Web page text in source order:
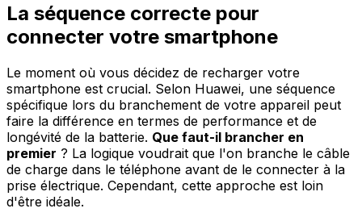
La séquence correcte pour
connecter votre smartphone
Le moment où vous décidez de recharger votre
smartphone est crucial. Selon Huawei, une séquence
spécifique lors du branchement de votre appareil peut
faire la différence en termes de performance et de
longévité de la batterie. Que faut-il brancher en
premier ? La logique voudrait que l'on branche le câble
de charge dans le téléphone avant de le connecter à la
prise électrique. Cependant, cette approche est loin
d'être idéale.